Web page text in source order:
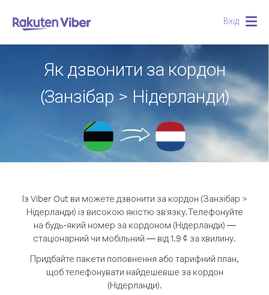
Вхід
Як дзвонити за кордон
(Занзібар > Нідерланди)
Із Viber Out ви можете дзвонити за кордон (Занзібар >
Нідерланди) із високою якістю зв'язку.Телефонуйте
на будь-який номер за кордоном (Нідерланди) —
стаціонарний чи мобільний — від 1.9 ¢ за хвилину.
Придбайте пакети поповнення або тарифний план,
щоб телефонувати найдешевше за кордон
(Нідерланди).